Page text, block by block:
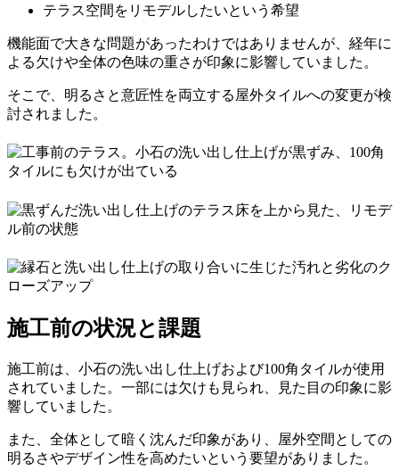
テラス空間をリモデルしたいという希望
機能面で大きな問題があったわけではありませんが、経年に
よる欠けや全体の色味の重さが印象に影響していました。
そこで、明るさと意匠性を両立する屋外タイルへの変更が検
討されました。
施工前の状況と課題
施工前は、小石の洗い出し仕上げおよび100角タイルが使用
されていました。一部には欠けも見られ、見た目の印象に影
響していました。
また、全体として暗く沈んだ印象があり、屋外空間としての
明るさやデザイン性を高めたいという要望がありました。